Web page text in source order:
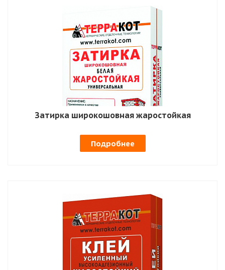
Затирка широкошовная жаростойкая
Подробнее